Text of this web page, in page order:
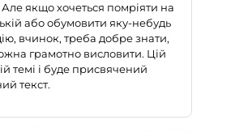
якщо хочеться помріяти на
або обумовити яку-небудь
вчинок, треба добре знати,
грамотно висловити. Цій
темі і буде присвячений
текст.